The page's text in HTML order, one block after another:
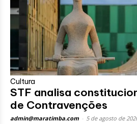
Cultura
STF analisa
de Contravenções
admin@maratimba.com 5 de agosto de